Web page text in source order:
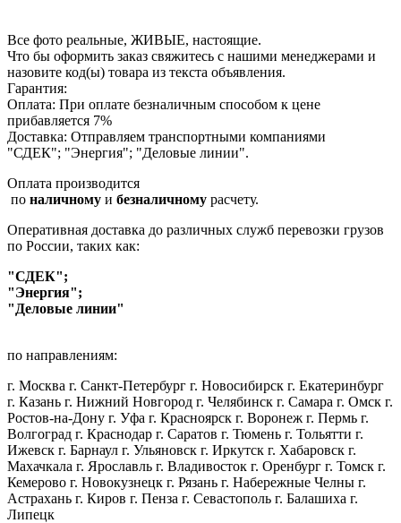
Все фото реальные, ЖИВЫЕ, настоящие.
Что бы оформить заказ свяжитесь с нашими менеджерами и
назовите код(ы) товара из текста объявления.
Гарантия:
Оплата: При оплате безналичным способом к цене
прибавляется 7%
Доставка: Отправляем транспортными компаниями
"СДЕК"; "Энергия"; "Деловые линии".
Оплата производится
по наличному и безналичному расчету.
Оперативная доставка до различных служб перевозки грузов
по России, таких как:
"СДЕК";
"Энергия";
"Деловые линии"
по направлениям:
г. Москва г. Санкт-Петербург г. Новосибирск г. Екатеринбург
г. Казань г. Нижний Новгород г. Челябинск г. Самара г. Омск г.
Ростов-на-Дону г. Уфа г. Красноярск г. Воронеж г. Пермь г.
Волгоград г. Краснодар г. Саратов г. Тюмень г. Тольятти г.
Ижевск г. Барнаул г. Ульяновск г. Иркутск г. Хабаровск г.
Махачкала г. Ярославль г. Владивосток г. Оренбург г. Томск г.
Кемерово г. Новокузнецк г. Рязань г. Набережные Челны г.
Астрахань г. Киров г. Пенза г. Севастополь г. Балашиха г.
Липецк